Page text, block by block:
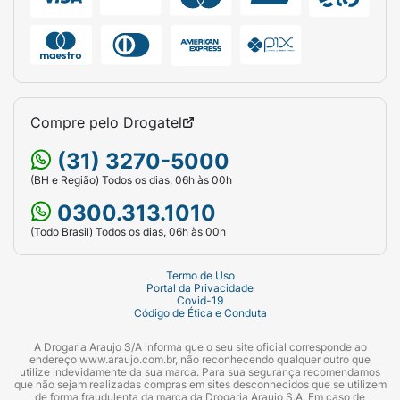
Diferenciais:Contém Vitamina C.
Apresentação:Caixa (Tetra Pak) com
tampa de rosca.
Compre pelo Drogatel
(31) 3270-5000
(BH e Região) Todos os dias, 06h às 00h
0300.313.1010
(Todo Brasil) Todos os dias, 06h às 00h
Termo de Uso
Portal da Privacidade
Covid-19
Código de Ética e Conduta
A Drogaria Araujo S/A informa que o seu site oficial corresponde ao
endereço www.araujo.com.br, não reconhecendo qualquer outro que
utilize indevidamente da sua marca. Para sua segurança recomendamos
que não sejam realizadas compras em sites desconhecidos que se utilizem
de forma fraudulenta da marca da Drogaria Araujo S.A. Em caso de